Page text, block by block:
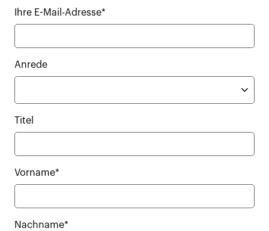
Ihre E-Mail-Adresse*
Anrede
Titel
Vorname*
Nachname*